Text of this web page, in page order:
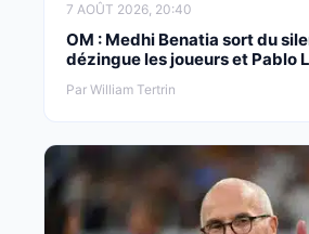
7 AOÛT 2026, 20:40
OM : Medhi Benatia sort du
dézingue les joueurs et Pablo
Par William Tertrin